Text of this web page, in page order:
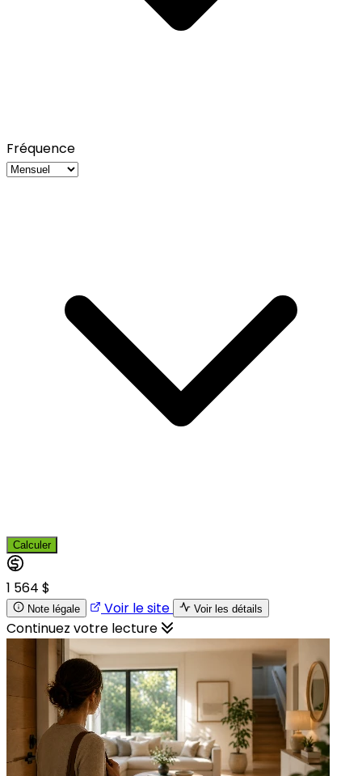
Fréquence
Calculer
1 564 $
Note légale Voir le site Voir les détails
Continuez votre lecture